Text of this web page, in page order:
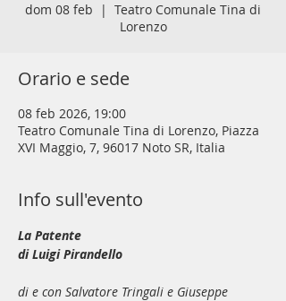
dom 08 feb
  |
Teatro Comunale Tina di
Lorenzo
Orario e sede
08 feb 2026, 19:00
Teatro Comunale Tina di Lorenzo, Piazza
XVI Maggio, 7, 96017 Noto SR, Italia
Info sull'evento
La Patente
di Luigi Pirandello
di e con Salvatore Tringali e Giuseppe